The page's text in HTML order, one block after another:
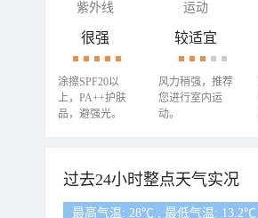
紫外线 运动
很强
涂擦SPF20以
上，PA++护肤
品，避强光。
较适宜
风力稍强，推荐
您进行室内运
动。
过去24小时整点天气实况
最高气温: 28℃ , 最低气温: 13.2℃